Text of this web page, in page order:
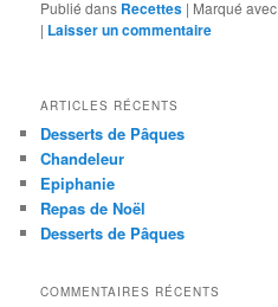
Publié dans Recettes | Marqué avec
| Laisser un commentaire
ARTICLES RÉCENTS
Desserts de Pâques
Chandeleur
Epiphanie
Repas de Noël
Desserts de Pâques
COMMENTAIRES RÉCENTS